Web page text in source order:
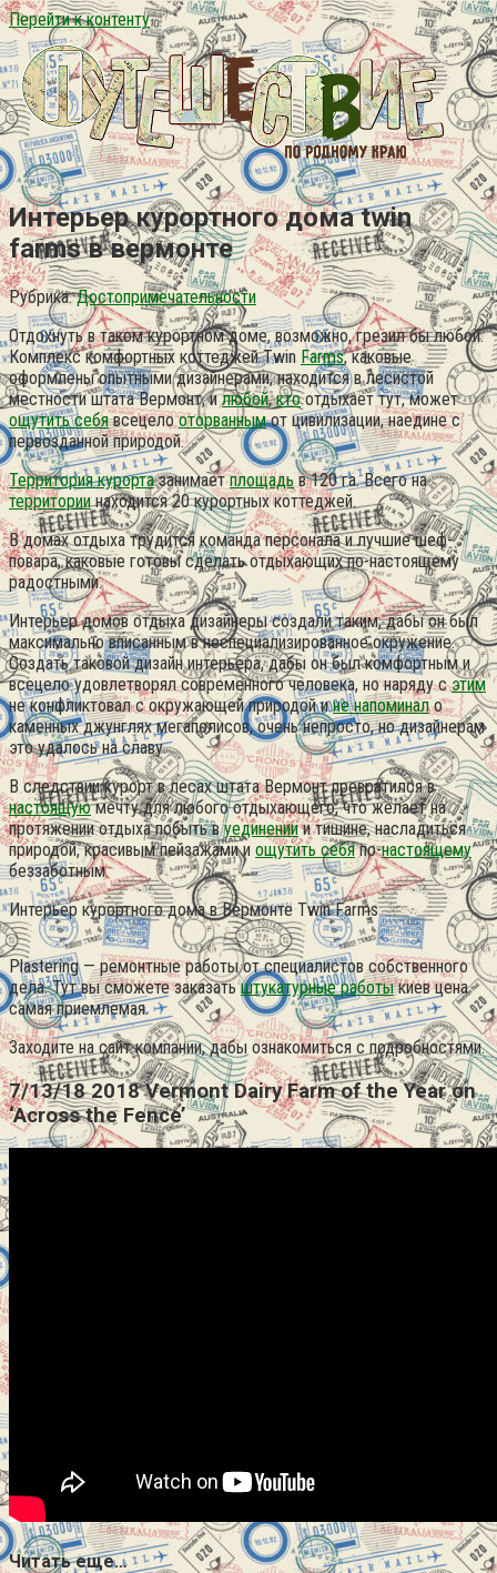
Перейти к контенту
Интерьер курортного дома twin
farms в вермонте
Рубрика: Достопримечательности
Отдохнуть в таком курортном доме, возможно, грезил бы любой.
Комплекс комфортных коттеджей Twin Farms, каковые
оформлены опытными дизайнерами, находится в лесистой
местности штата Вермонт, илюбой,ктоотдыхает тут, может
ощутить себявсецелооторваннымот цивилизации, наедине с
первозданной природой.
Территория курортазанимаетплощадьв 120 га. Всего на
территориинаходится 20 курортных коттеджей.
В домах отдыха трудится команда персонала и лучшие шеф-
повара, каковые готовы сделать отдыхающих по-настоящему
радостными.
Интерьер домов отдыха дизайнеры создали таким, дабы он был
максимально вписанным в неспециализированное окружение.
Создать таковой дизайн интерьера, дабы он был комфортным и
всецело удовлетворял современного человека, но наряду сэтим
не конфликтовал с окружающей природой ине напоминало
каменных джунглях мегаполисов, очень непросто, но дизайнерам
это удалось на славу.
В следствии курорт в лесах штата Вермонт превратился в
настоящуюмечту для любого отдыхающего, что желает на
протяжении отдыха побыть вуединениии тишине, насладиться
природой, красивым пейзажами и ощутить себяпо-настоящему
беззаботным.
Интерьер курортного дома в Вермонте Twin Farms
Plastering — ремонтные работы от специалистов собственного
дела. Тут вы сможете заказатьштукатурные работыкиев цена
самая приемлемая.
Заходите на сайт компании, дабы ознакомиться с подробностями.
7/13/18 2018 Vermont Dairy Farm of the Year on
‘Across the Fence’
Читать еще…